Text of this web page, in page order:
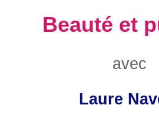
Beauté et
avec
Laure